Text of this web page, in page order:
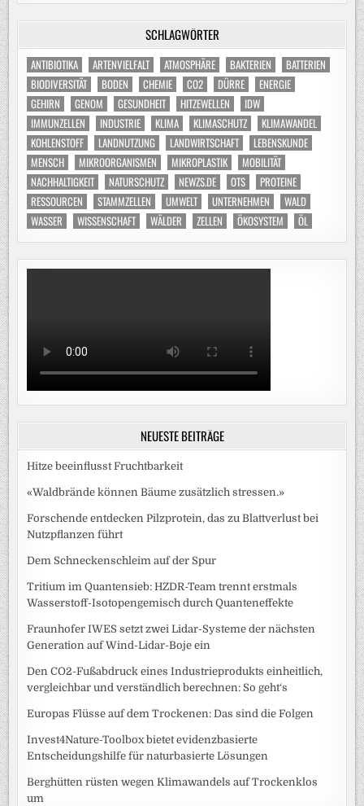
SCHLAGWÖRTER
ANTIBIOTIKA ARTENVIELFALT ATMOSPHÄRE BAKTERIEN
BATTERIEN
BIODIVERSITÄT
BODEN CHEMIE CO2 DÜRRE
ENERGIE
GEHIRN
GENOM GESUNDHEIT HITZEWELLEN
IDW
IMMUNZELLEN
INDUSTRIE KLIMA KLIMASCHUTZ
KLIMAWANDEL
KOHLENSTOFF
LANDNUTZUNG LANDWIRTSCHAFT
LEBENSKUNDE
MENSCH
MIKROORGANISMEN MIKROPLASTIK
MOBILITÄT
NACHHALTIGKEIT
NATURSCHUTZ NEWZS.DE OTS
PROTEINE
RESSOURCEN
STAMMZELLEN UMWELT UNTERNEHMEN
WALD
WASSER
WISSENSCHAFT WÄLDER ZELLEN ÖKOSYSTEM ÖL
NEUESTE BEITRÄGE
Hitze beeinflusst Fruchtbarkeit
«Waldbrände können Bäume zusätzlich stressen.»
Forschende entdecken Pilzprotein, das zu Blattverlust bei
Nutzpflanzen führt
Dem Schneckenschleim auf der Spur
Tritium im Quantensieb: HZDR-Team trennt erstmals
Wasserstoff-Isotopengemisch durch Quanteneffekte
Fraunhofer IWES setzt zwei Lidar-Systeme der nächsten
Generation auf Wind-Lidar-Boje ein
Den CO2-Fußabdruck eines Industrieprodukts einheitlich,
vergleichbar und verständlich berechnen: So geht‘s
Europas Flüsse auf dem Trockenen: Das sind die Folgen
Invest4Nature-Toolbox bietet evidenzbasierte
Entscheidungshilfe für naturbasierte Lösungen
Berghütten rüsten wegen Klimawandels auf Trockenklos
um